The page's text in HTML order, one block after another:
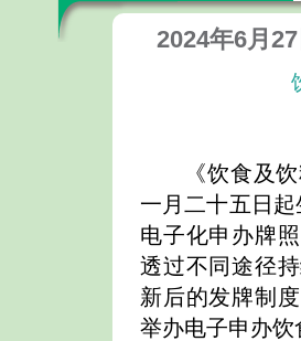
2024年6月27
《饮食及
一月二十五日
电子化申办牌
透过不同途径
新后的发牌制
举办电子申办饮